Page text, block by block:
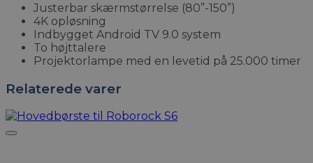
Justerbar skærmstørrelse (80”-150”)
4K opløsning
Indbygget Android TV 9.0 system
To højttalere
Projektorlampe med en levetid på 25.000 timer
Relaterede varer